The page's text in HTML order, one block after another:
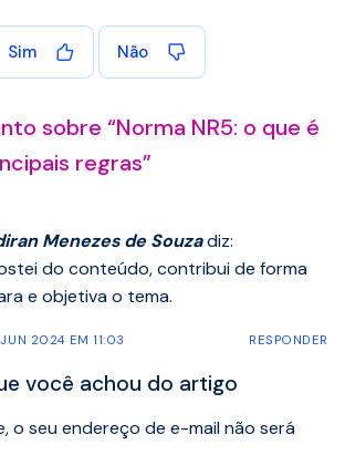
Sim Não
sobre “Norma NR5: o que é
regras”
Menezes de Souza diz:
do conteúdo, contribui de forma
e objetiva o tema.
2024 EM 11:03 RESPONDER
você achou do artigo
o seu endereço de e-mail não será